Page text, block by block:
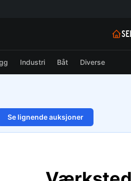
Industri Båt Diverse
Se lignende auksjoner
1/12